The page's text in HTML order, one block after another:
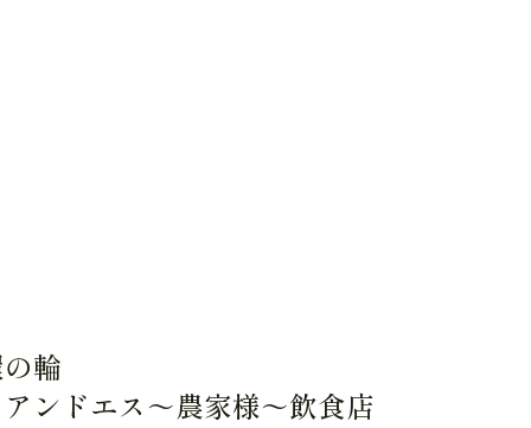
輪
ンドエス～農家様～飲食店